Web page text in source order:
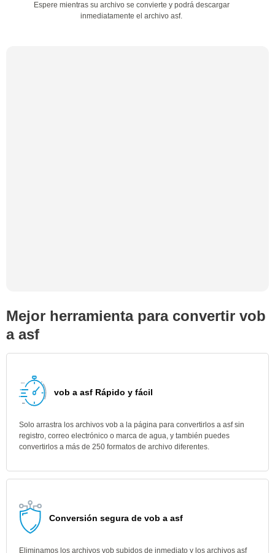
Espere mientras su archivo se convierte y podrá descargar
inmediatamente el archivo asf.
Mejor herramienta para convertir vob
a asf
vob a asf Rápido y fácil
Solo arrastra los archivos vob a la página para convertirlos a asf sin
registro, correo electrónico o marca de agua, y también puedes
convertirlos a más de 250 formatos de archivo diferentes.
Conversión segura de vob a asf
Eliminamos los archivos vob subidos de inmediato y los archivos asf